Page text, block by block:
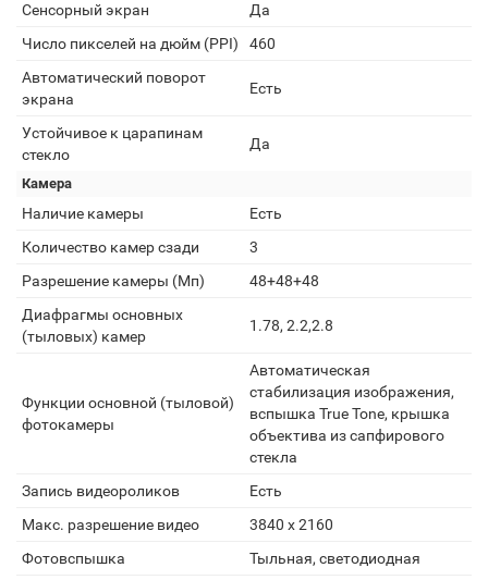
Сенсорный экран
Да
Число пикселей на дюйм (PPI)
460
Автоматический поворот
экрана
Есть
Устойчивое к царапинам
стекло
Да
Камера
Наличие камеры
Есть
Количество камер сзади
3
Разрешение камеры (Мп)
48+48+48
Диафрагмы основных
(тыловых) камер
1.78, 2.2,2.8
Функции основной (тыловой)
фотокамеры
Автоматическая
стабилизация изображения,
вспышка True Tone, крышка
объектива из сапфирового
стекла
Запись видеороликов
Есть
Макс. разрешение видео
3840 x 2160
Фотовспышка
Тыльная, светодиодная